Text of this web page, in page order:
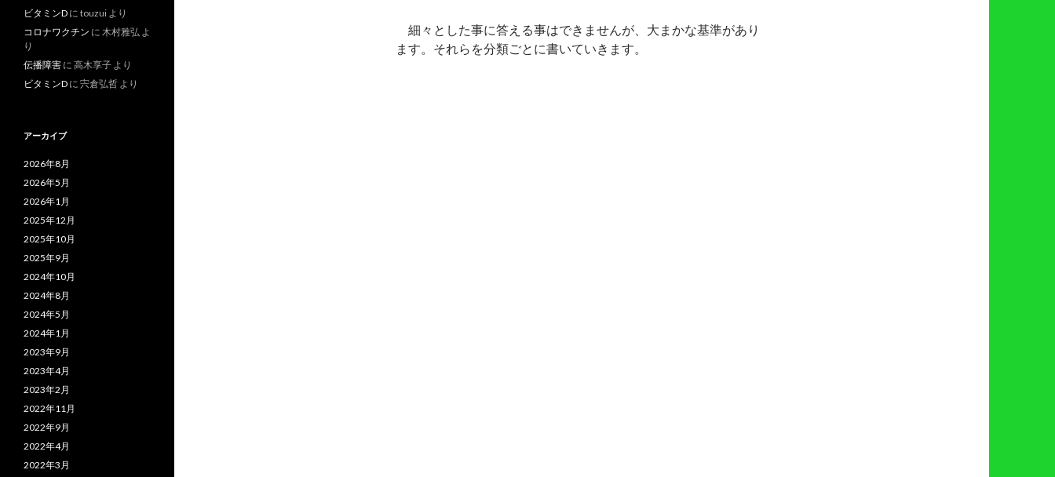
細々とした事に答える事はできませんが、大まかな基準があり
ます。それらを分類ごとに書いていきます。
ビタミンD に touzui より
コロナワクチン に 木村雅弘 よ
り
伝播障害 に 高木享子 より
ビタミンD に 宍倉弘哲 より
アーカイブ
2026年8月
2026年5月
2026年1月
2025年12月
2025年10月
2025年9月
2024年10月
2024年8月
2024年5月
2024年1月
2023年9月
2023年4月
2023年2月
2022年11月
2022年9月
2022年4月
2022年3月